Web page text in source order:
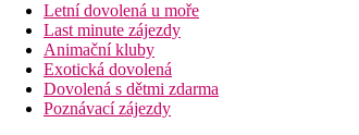
Letní dovolená u moře
Last minute zájezdy
Animační kluby
Exotická dovolená
Dovolená s dětmi zdarma
Poznávací zájezdy